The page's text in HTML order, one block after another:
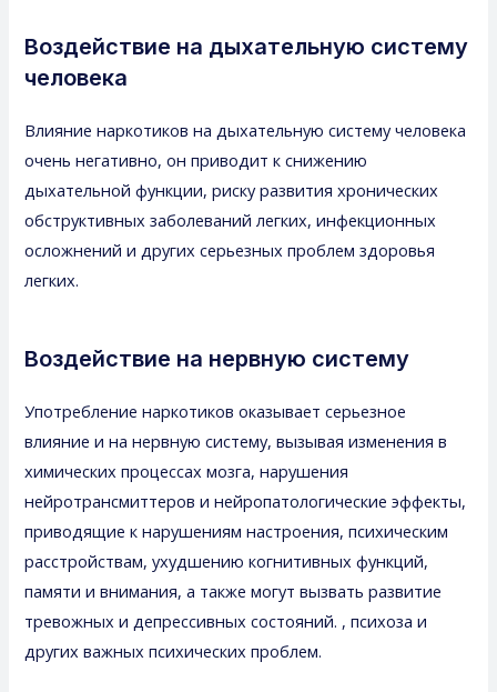
Воздействие на дыхательную систему
человека
Влияние наркотиков на дыхательную систему человека
очень негативно, он приводит к снижению
дыхательной функции, риску развития хронических
обструктивных заболеваний легких, инфекционных
осложнений и других серьезных проблем здоровья
легких.
Воздействие на нервную систему
Употребление наркотиков оказывает серьезное
влияние и на нервную систему, вызывая изменения в
химических процессах мозга, нарушения
нейротрансмиттеров и нейропатологические эффекты,
приводящие к нарушениям настроения, психическим
расстройствам, ухудшению когнитивных функций,
памяти и внимания, а также могут вызвать развитие
тревожных и депрессивных состояний. , психоза и
других важных психических проблем.